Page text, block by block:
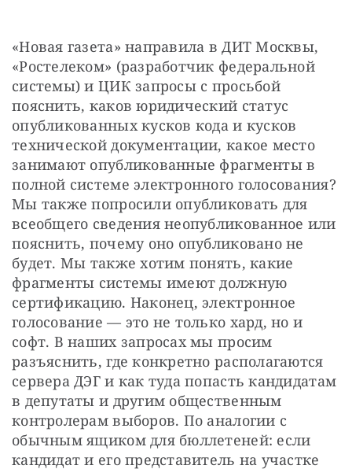
«Новая газета» направила в ДИТ Москвы,
«Ростелеком» (разработчик федеральной
системы) и ЦИК запросы с просьбой
пояснить, каков юридический статус
опубликованных кусков кода и кусков
технической документации, какое место
занимают опубликованные фрагменты в
полной системе электронного голосования?
Мы также попросили опубликовать для
всеобщего сведения неопубликованное или
пояснить, почему оно опубликовано не
будет. Мы также хотим понять, какие
фрагменты системы имеют должную
сертификацию. Наконец, электронное
голосование — это не только хард, но и
софт. В наших запросах мы просим
разъяснить, где конкретно располагаются
сервера ДЭГ и как туда попасть кандидатам
в депутаты и другим общественным
контролерам выборов. По аналогии с
обычным ящиком для бюллетеней: если
кандидат и его представитель на участке